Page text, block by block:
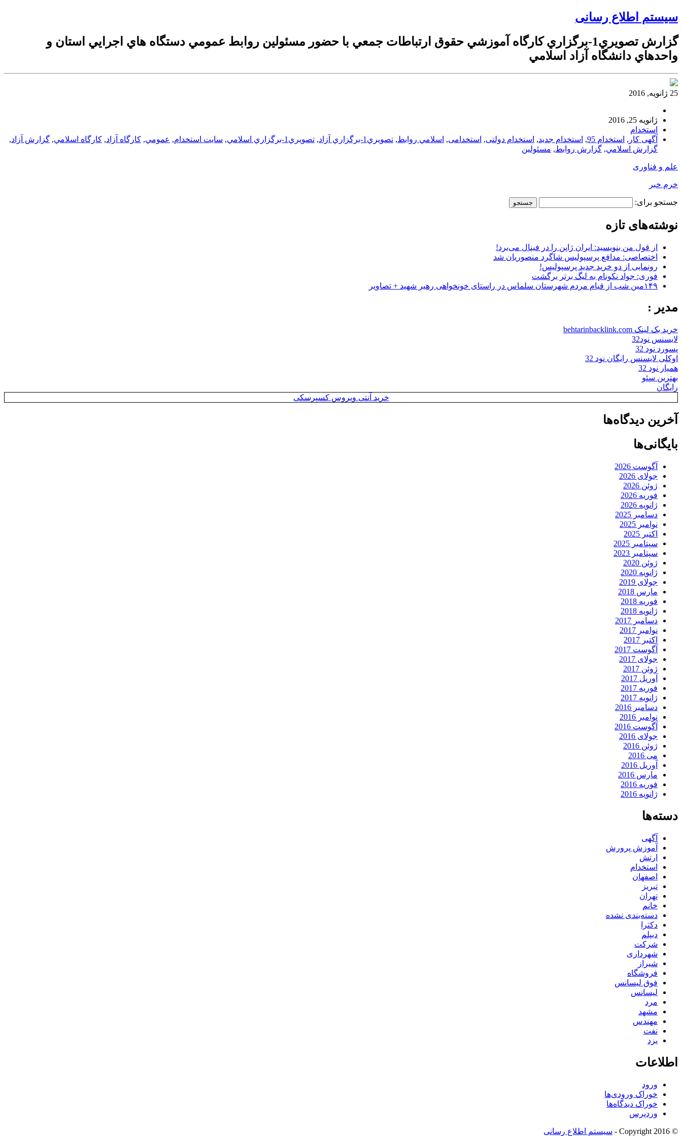
سیستم اطلاع رسانی
گزارش تصويري1-برگزاري كارگاه آموزشي حقوق ارتباطات جمعي با حضور مسئولين روابط عمومي دستگاه هاي اجرايي استان و
واحدهاي دانشگاه آزاد اسلامي
25 ژانویه, 2016
ژانویه 25, 2016
استخدام
آگهی کار , استخدام 95 , استخدام جدید, استخدام دولتی, استخدامی, اسلامي روابط, تصويري1-برگزاري آزاد , تصويري1-برگزاري اسلامي , سایت استخدام, عمومي, كارگاه آزاد, كارگاه اسلامي, گزارش آزاد,
گزارش اسلامي, گزارش روابط, مسئولين
علم و فناوری
خرم خبر
جستجو برای:
نوشته‌های تازه
از قول من بنویسید: ایران ژاپن را در فینال می‌برد!
اختصاصی: مدافع پرسپولیس شاگرد منصوریان شد
رونمایی از دو خرید جدید پرسپولیس!
فوری: جواد نکونام به لیگ برتر برگشت
۱۴۹مین شب از قیام مردم شهرستان سلماس در راستای خونخواهی رهبر شهید + تصاویر
مدیر :
خرید بک لینک behtarinbacklink.com
لایسنس نود32
پسورد نود 32
اوکلی لایسنس رایگان نود 32
همیار نود 32
بهترین سئو
رایگان
خرید آنتی ویروس کسپرسکی
آخرین دیدگاه‌ها
بایگانی‌ها
آگوست 2026
جولای 2026
ژوئن 2026
فوریه 2026
ژانویه 2026
دسامبر 2025
نوامبر 2025
اکتبر 2025
سپتامبر 2025
سپتامبر 2023
ژوئن 2020
ژانویه 2020
جولای 2019
مارس 2018
فوریه 2018
ژانویه 2018
دسامبر 2017
نوامبر 2017
اکتبر 2017
آگوست 2017
جولای 2017
ژوئن 2017
آوریل 2017
فوریه 2017
ژانویه 2017
دسامبر 2016
نوامبر 2016
آگوست 2016
جولای 2016
ژوئن 2016
می 2016
آوریل 2016
مارس 2016
فوریه 2016
ژانویه 2016
دسته‌ها
آگهی
آموزش پرورش
ارتش
استخدام
اصفهان
تبریز
تهران
خانم
دسته‌بندی نشده
دکترا
دیپلم
شرکت
شهرداری
شیراز
فروشگاه
فوق لیسانس
لیسانس
مرد
مشهد
مهندس
نفت
یزد
اطلاعات
ورود
خوراک ورودی‌ها
خوراک دیدگاه‌ها
وردپرس
© Copyright 2016 - سیستم اطلاع رسانی